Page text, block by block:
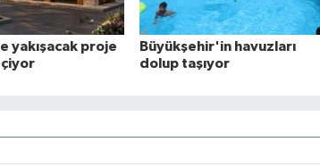
yakışacak proje
Büyükşehir'in havuzları
dolup taşıyor